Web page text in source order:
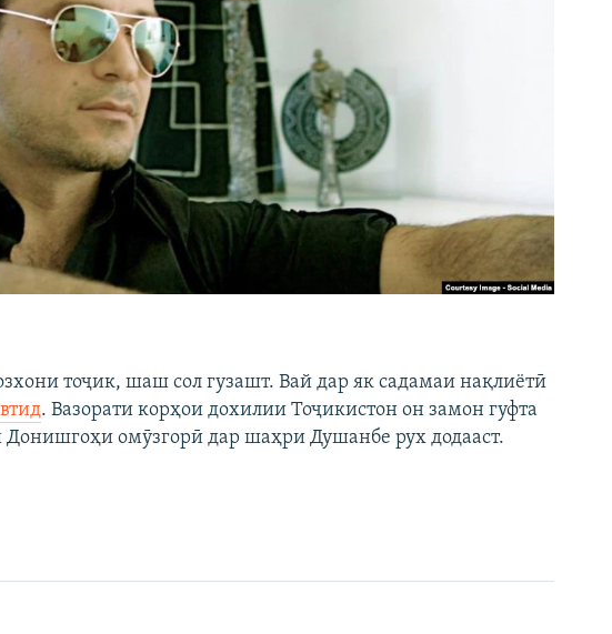
тоҷик, шаш сол гузашт. Вай дар як садамаи нақлиётӣ
. Вазорати корҳои дохилии Тоҷикистон он замон гуфта
Донишгоҳи омӯзгорӣ дар шаҳри Душанбе рух додааст.